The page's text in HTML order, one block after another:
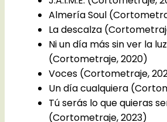
Almería Soul
La descalza
Ni un día más sin ver la luz
(Cortometraje, 2020)
Voces (Cortometraje,
Un día cualquiera
Tú serás lo que quieras
(Cortometraje, 2023)